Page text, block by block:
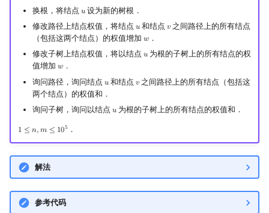
换根，将结点 𝑢
u设为新的树根．
修改路径上结点权值，将结点 𝑢
u和结点 𝑣
v 之间路径上的所有结点
（包括这两个结点）的权值增加 𝑤
w．
修改子树上结点权值，将以结点 𝑢
u为根的子树上的所有结点的权
值增加 𝑤
w．
询问路径，询问结点 𝑢
u和结点 𝑣
v 之间路径上的所有结点（包括这
两个结点）的权值和．
询问子树，询问以结点 𝑢
u为根的子树上的所有结点的权值和．
1 ≤ 𝑛,𝑚 ≤ 105
1≤n m≤10 5 ．
解法
参考代码